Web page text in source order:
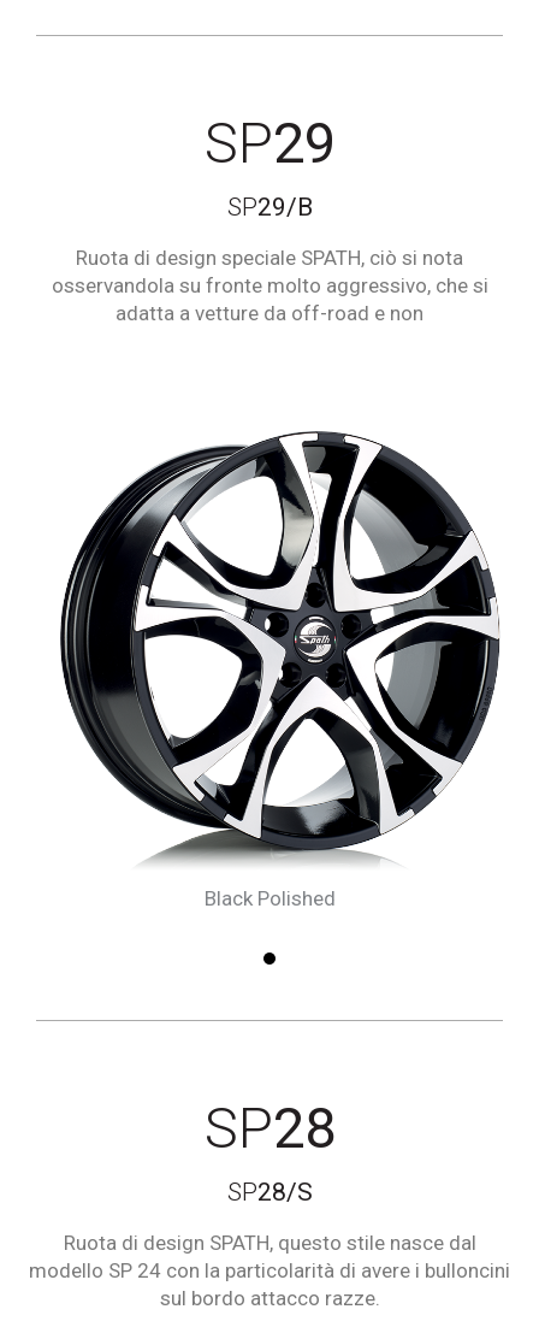
SP29
SP29/B
Ruota di design speciale SPATH, ciò si nota
osservandola su fronte molto aggressivo, che si
adatta a vetture da off-road e non
Black Polished
SP28
SP28/S
Ruota di design SPATH, questo stile nasce dal
modello SP 24 con la particolarità di avere i bulloncini
sul bordo attacco razze.